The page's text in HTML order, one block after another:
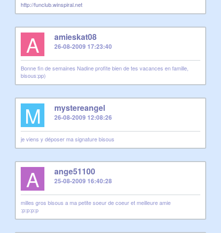
http://funclub.winspiral.net
A amieskat08
26-08-2009 17:23:40
Bonne fin de semaines Nadine profite bien de tes vacances en famille,
bisous:pp)
M mystereangel
26-08-2009 12:08:26
je viens y déposer ma signature bisous
A ange51100
25-08-2009 16:40:28
milles gros bisous a ma petite soeur de coeur et meilleure amie
:p:p:p:p